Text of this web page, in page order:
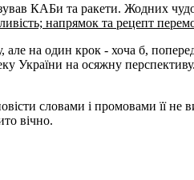
КАБи та ракети. Жодних
напрямок та рецепт
але на один крок - хоча б,
України на осяжну
словами і промовами її не
вічно.